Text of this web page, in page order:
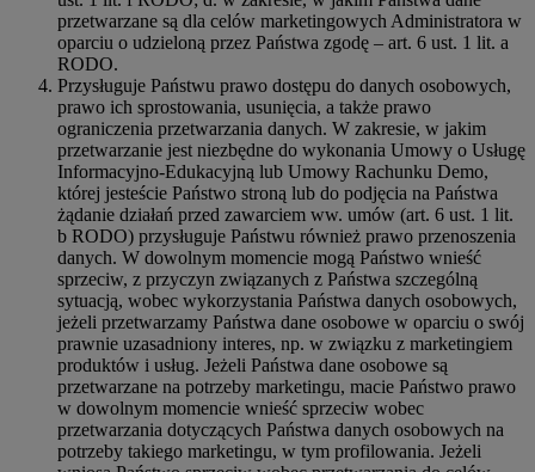
przetwarzane są dla celów marketingowych Administratora w
oparciu o udzieloną przez Państwa zgodę – art. 6 ust. 1 lit. a
RODO.
Przysługuje Państwu prawo dostępu do danych osobowych,
prawo ich sprostowania, usunięcia, a także prawo
ograniczenia przetwarzania danych. W zakresie, w jakim
przetwarzanie jest niezbędne do wykonania Umowy o Usługę
Informacyjno-Edukacyjną lub Umowy Rachunku Demo,
której jesteście Państwo stroną lub do podjęcia na Państwa
żądanie działań przed zawarciem ww. umów (art. 6 ust. 1 lit.
b RODO) przysługuje Państwu również prawo przenoszenia
danych. W dowolnym momencie mogą Państwo wnieść
sprzeciw, z przyczyn związanych z Państwa szczególną
sytuacją, wobec wykorzystania Państwa danych osobowych,
jeżeli przetwarzamy Państwa dane osobowe w oparciu o swój
prawnie uzasadniony interes, np. w związku z marketingiem
produktów i usług. Jeżeli Państwa dane osobowe są
przetwarzane na potrzeby marketingu, macie Państwo prawo
w dowolnym momencie wnieść sprzeciw wobec
przetwarzania dotyczących Państwa danych osobowych na
potrzeby takiego marketingu, w tym profilowania. Jeżeli